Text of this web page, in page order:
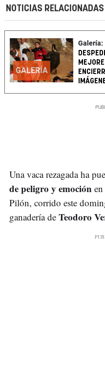
NOTICIAS RELACIONADAS
GALERÍA
Galería:
Una vaca rezagada ha
de peligro y emoción
Pilón, corrido este
ganadería de Teodoro